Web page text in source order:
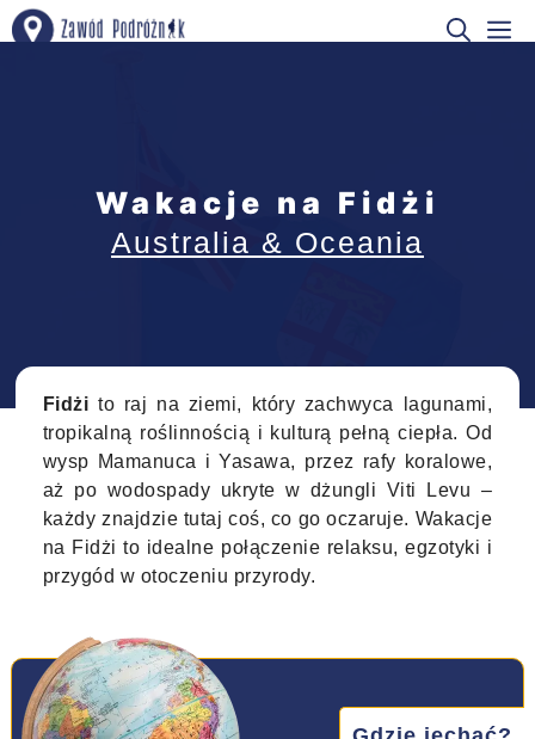
Przejdź
do
Wakacje na Fidżi
Australia & Oceania
Fidżi to raj na ziemi, który zachwyca lagunami,
tropikalną roślinnością i kulturą pełną ciepła. Od
wysp Mamanuca i Yasawa, przez rafy koralowe,
aż po wodospady ukryte w dżungli Viti Levu –
każdy znajdzie tutaj coś, co go oczaruje. Wakacje
na Fidżi to idealne połączenie relaksu, egzotyki i
przygód w otoczeniu przyrody.